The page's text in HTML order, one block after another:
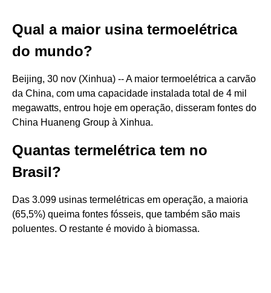
Qual a maior usina termoelétrica
do mundo?
Beijing, 30 nov (Xinhua) -- A maior termoelétrica a carvão
da China, com uma capacidade instalada total de 4 mil
megawatts, entrou hoje em operação, disseram fontes do
China Huaneng Group à Xinhua.
Quantas termelétrica tem no
Brasil?
Das 3.099 usinas termelétricas em operação, a maioria
(65,5%) queima fontes fósseis, que também são mais
poluentes. O restante é movido à biomassa.